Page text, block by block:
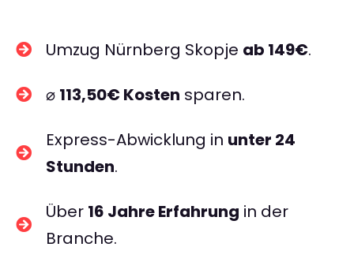
Umzug Nürnberg Skopje ab 149€.
⌀ 113,50€ Kosten sparen.
Express-Abwicklung in unter 24
Stunden.
Über 16 Jahre Erfahrung in der
Branche.